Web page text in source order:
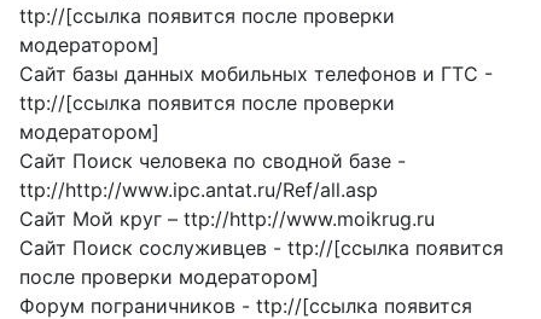
ttp://[ссылка появится после проверки
модератором]
Сайт базы данных мобильных телефонов и ГТС -
ttp://[ссылка появится после проверки
модератором]
Сайт Поиск человека по сводной базе -
ttp://http://www.ipc.antat.ru/Ref/all.asp
Сайт Мой круг – ttp://http://www.moikrug.ru
Сайт Поиск сослуживцев - ttp://[ссылка появится
после проверки модератором]
Форум пограничников - ttp://[ссылка появится